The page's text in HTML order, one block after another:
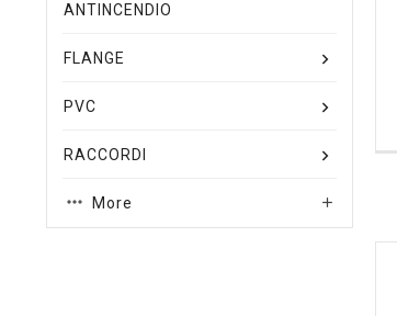
ANTINCENDIO
FLANGE
PVC
RACCORDI
More 